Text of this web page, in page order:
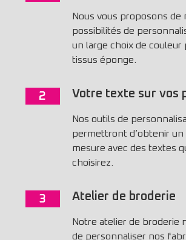
Nous vous proposons de
possibilités de
un large choix de couleur
tissus éponge.
2 Votre texte sur vos
Nos outils de
permettront d’obtenir un
mesure avec des textes
choisirez.
3 Atelier de broderie
Notre atelier de broderie
de personnaliser nos